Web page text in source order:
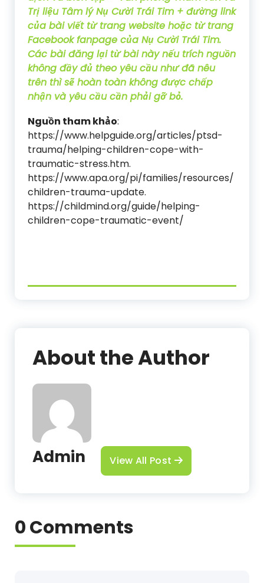
Trị liệu Tâm lý Nụ Cười Trái Tim + đường link
của bài viết từ trang website hoặc từ trang
Facebook fanpage của Nụ Cười Trái Tim.
Các bài đăng lại từ bài này nếu trích nguồn
không đầy đủ theo yêu cầu như đã nêu
trên thì sẽ hoàn toàn không được chấp
nhận và yêu cầu cần phải gỡ bỏ.
Nguồn tham khảo:
https://www.helpguide.org/articles/ptsd-
trauma/helping-children-cope-with-
traumatic-stress.htm.
https://www.apa.org/pi/families/resources/
children-trauma-update.
https://childmind.org/guide/helping-
children-cope-traumatic-event/
About the Author
Admin View All Post
0 Comments